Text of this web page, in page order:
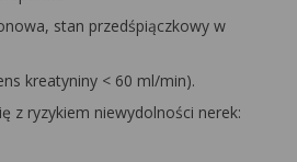
stan przedśpiączkowy w
kreatyniny < 60 ml/min).
z ryzykiem niewydolności nerek: